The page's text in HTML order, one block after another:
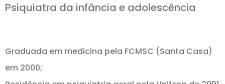
Psiquiatra da infância e adolescência
Graduada em medicina pela FCMSC (Santa Casa)
em 2000;